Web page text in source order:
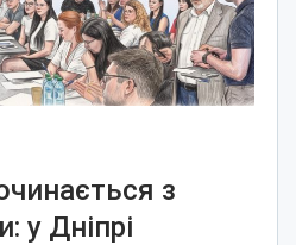
з
у Дніпрі